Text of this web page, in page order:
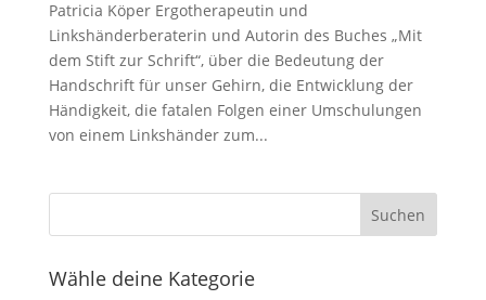
Patricia Köper Ergotherapeutin und
Linkshänderberaterin und Autorin des Buches „Mit
dem Stift zur Schrift“, über die Bedeutung der
Handschrift für unser Gehirn, die Entwicklung der
Händigkeit, die fatalen Folgen einer Umschulungen
von einem Linkshänder zum...
Wähle deine Kategorie